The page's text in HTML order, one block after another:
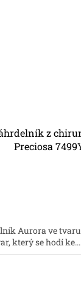
z
Preciosa
Aurora ve
který se hodí ke...